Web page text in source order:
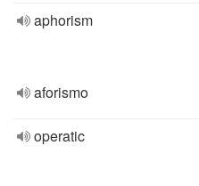
aphorism
aforismo
operatic